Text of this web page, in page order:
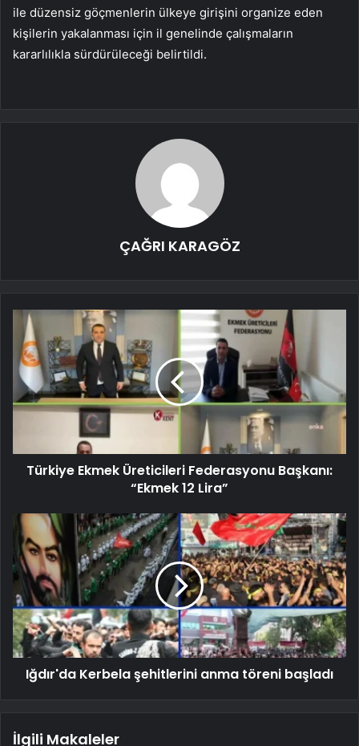
ile düzensiz göçmenlerin ülkeye girişini organize eden
kişilerin yakalanması için il genelinde çalışmaların
kararlılıkla sürdürüleceği belirtildi.
ÇAĞRI KARAGÖZ
Türkiye Ekmek Üreticileri Federasyonu Başkanı:
“Ekmek 12 Lira”
Iğdır'da Kerbela şehitlerini anma töreni başladı
İlgili Makaleler